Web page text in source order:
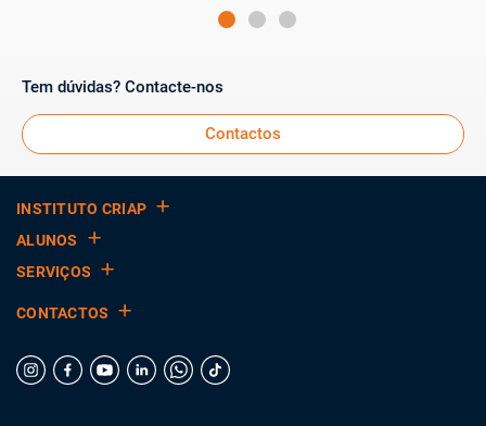
Tem dúvidas? Contacte-nos
Contactos
INSTITUTO CRIAP
ALUNOS
SERVIÇOS
CONTACTOS